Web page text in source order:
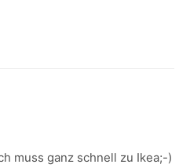
muss ganz schnell zu Ikea;-)